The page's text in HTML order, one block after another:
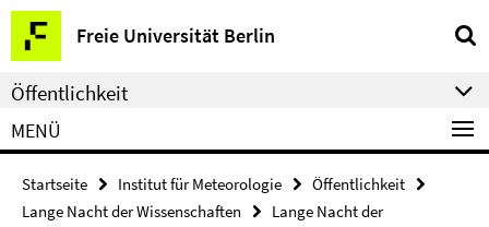
Springe
direkt
zu
Inhalt
Freie Universität Berlin
Service-
Navigation
Öffentlichkeit
MENÜ
Startseite Institut für Meteorologie
Öffentlichkeit
Lange Nacht der Wissenschaften
Lange Nacht der